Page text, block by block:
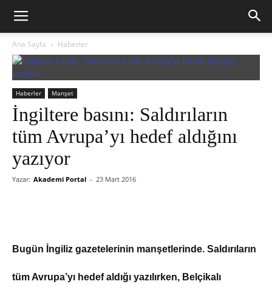
Ana Sayfa Haberler
Haberler Manşet
İngiltere basını: Saldırıların
tüm Avrupa’yı hedef aldığını
yazıyor
Yazar: Akademi Portal - 23 Mart 2016
Bugün İngiliz gazetelerinin manşetlerinde. Saldırıların
tüm Avrupa’yı hedef aldığı yazılırken, Belçikalı